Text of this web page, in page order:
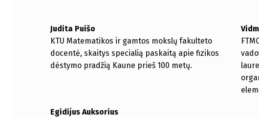
Judita Puišo
KTU Matematikos ir gamtos mokslų fakulteto
docentė, skaitys specialią paskaitą apie fizikos
dėstymo pradžią Kaune prieš 100 metų.
Egidijus Auksorius